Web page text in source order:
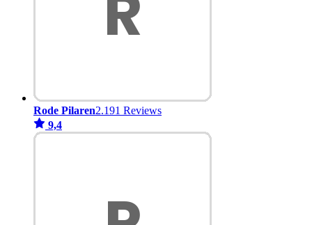
Rode Pilaren2.191 Reviews
9,4